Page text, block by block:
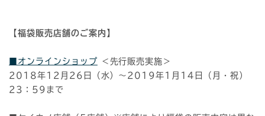
【福袋販売店舗のご案内】
オンラインショップ ＜先行販売実施＞
2018年12月26日（水）～2019年1月14日（月・祝）
23：59まで